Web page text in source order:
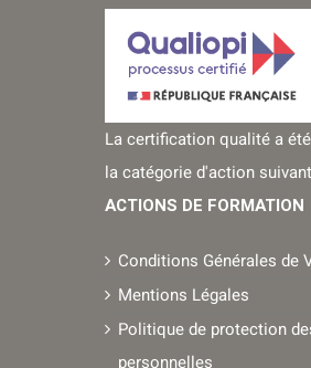
La certification qualité a
la catégorie d'action
ACTIONS DE FORMATION
Conditions Générales de
Mentions Légales
Politique de protection
personnelles